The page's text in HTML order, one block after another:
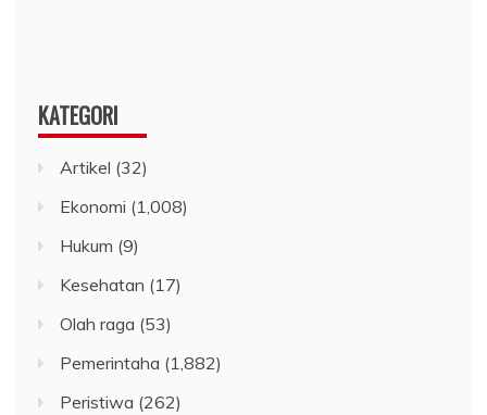
KATEGORI
Artikel (32)
Ekonomi (1,008)
Hukum (9)
Kesehatan (17)
Olah raga (53)
Pemerintaha (1,882)
Peristiwa (262)